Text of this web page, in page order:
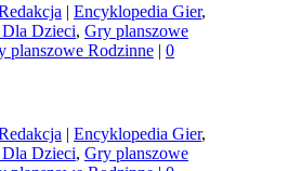
| Encyklopedia Gier,
Dzieci, Gry planszowe
planszowe Rodzinne| 0
| Encyklopedia Gier,
Dzieci, Gry planszowe